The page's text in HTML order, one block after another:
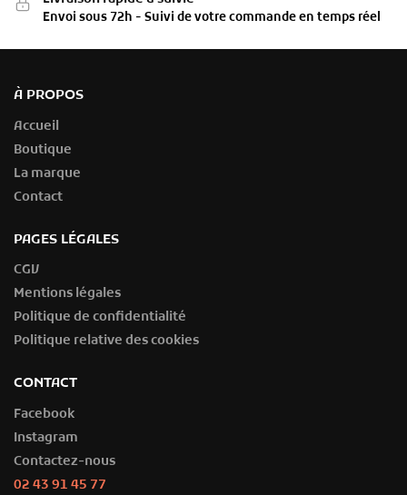
Envoi sous 72h - Suivi de votre commande en temps réel
À PROPOS
Accueil
Boutique
La marque
Contact
PAGES LÉGALES
CGV
Mentions légales
Politique de confidentialité
Politique relative des cookies
CONTACT
Facebook
Instagram
Contactez-nous
02 43 91 45 77